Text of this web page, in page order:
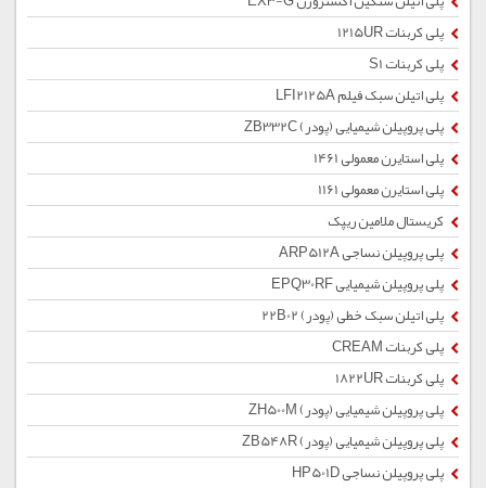
پلی کربنات 1215UR
پلی کربنات S1
پلی اتیلن سبک فیلم LFI2125A
پلی پروپیلن شیمیایی (پودر) ZB332C
پلی استایرن معمولی 1461
پلی استایرن معمولی 1161
کریستال ملامین ریپک
پلی پروپیلن نساجی ARP512A
پلی پروپیلن شیمیایی EPQ30RF
پلی اتیلن سبک خطی (پودر) 22B02
پلی کربنات CREAM
پلی کربنات 1822UR
پلی پروپیلن شیمیایی (پودر) ZH500M
پلی پروپیلن شیمیایی (پودر) ZB548R
پلی پروپیلن نساجی HP501D